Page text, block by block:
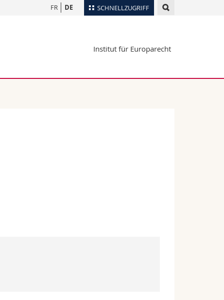
SCHNELLZUGRIFF
Ortsplan
Webmail
FR DE
Institut für Europarecht